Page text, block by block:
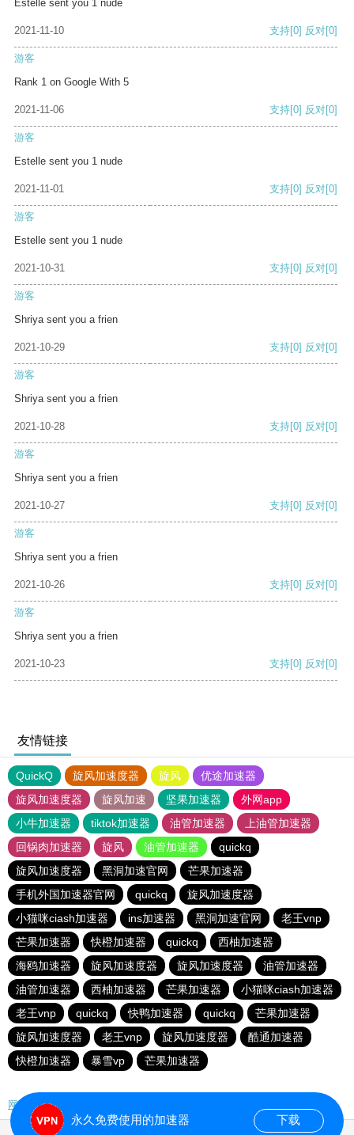
Estelle sent you 1 nude
2021-11-10 支持[0] 反对[0]
游客
Rank 1 on Google With 5
2021-11-06 支持[0] 反对[0]
游客
Estelle sent you 1 nude
2021-11-01 支持[0] 反对[0]
游客
Estelle sent you 1 nude
2021-10-31 支持[0] 反对[0]
游客
Shriya sent you a frien
2021-10-29 支持[0] 反对[0]
游客
Shriya sent you a frien
2021-10-28 支持[0] 反对[0]
游客
Shriya sent you a frien
2021-10-27 支持[0] 反对[0]
游客
Shriya sent you a frien
2021-10-26 支持[0] 反对[0]
游客
Shriya sent you a frien
2021-10-23 支持[0] 反对[0]
友情链接
QuickQ 旋风加速度器 旋风
优途加速器
旋风加速度器
旋风加速 坚果加速器
外网app
小牛加速器
tiktok加速器 油管加速器
上油管加速器
回锅肉加速器
旋风 油管加速器
quickq
旋风加速度器
黑洞加速官网
芒果加速器
手机外国加速器官网
quickq
旋风加速度器
小猫咪ciash加速器
ins加速器 黑洞加速官网
老王vnp
芒果加速器
快橙加速器 quickq
西柚加速器
海鸥加速器
旋风加速度器 旋风加速度器
油管加速器
油管加速器
西柚加速器 芒果加速器
小猫咪ciash加速器
老王vnp
quickq 快鸭加速器 quickq
芒果加速器
旋风加速度器
老王vnp 旋风加速度器
酷通加速器
快橙加速器
暴雪vp 芒果加速器
网站地图
永久免费使用的加速器 下载